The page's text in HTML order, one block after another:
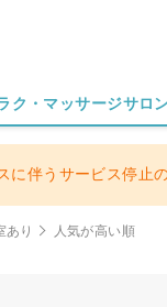
ク・マッサージサロ
に伴うサービス停止
あり 人気が高い順